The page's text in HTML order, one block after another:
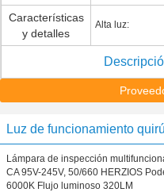
Características
y detalles
Alta luz:
Luz de funcionamiento
Lámpara de inspección
CA 95V-245V, 50/660 HERZIOS
6000K Flujo luminoso 320LM